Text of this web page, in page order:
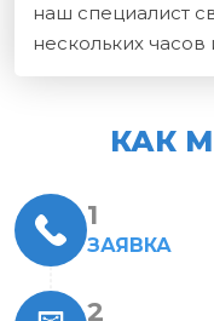
наш специалист
нескольких часов
КАК
ЗАЯВКА